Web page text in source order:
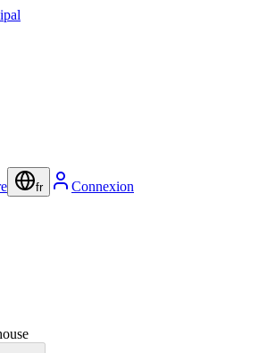
fr Connexion